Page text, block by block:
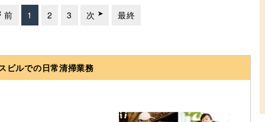
前 1 2 3 次 最終
ビルでの日常清掃業務